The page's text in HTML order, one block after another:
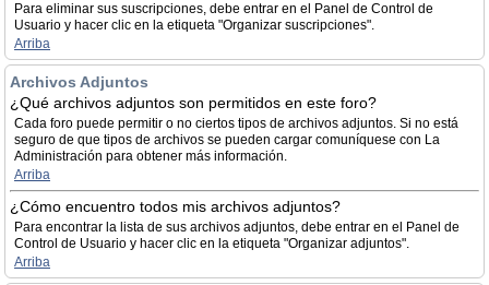
Para eliminar sus suscripciones, debe entrar en el Panel de Control de
Usuario y hacer clic en la etiqueta "Organizar suscripciones".
Arriba
Archivos Adjuntos
¿Qué archivos adjuntos son permitidos en este foro?
Cada foro puede permitir o no ciertos tipos de archivos adjuntos. Si no está
seguro de que tipos de archivos se pueden cargar comuníquese con La
Administración para obtener más información.
Arriba
¿Cómo encuentro todos mis archivos adjuntos?
Para encontrar la lista de sus archivos adjuntos, debe entrar en el Panel de
Control de Usuario y hacer clic en la etiqueta "Organizar adjuntos".
Arriba